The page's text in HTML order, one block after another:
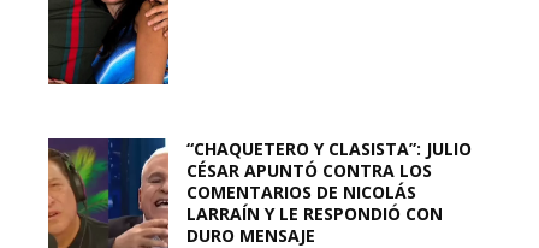
“CHAQUETERO Y CLASISTA”: JULIO
CÉSAR APUNTÓ CONTRA LOS
COMENTARIOS DE NICOLÁS
LARRAÍN Y LE RESPONDIÓ CON
DURO MENSAJE